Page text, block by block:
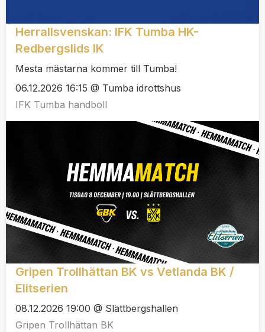
Herrallsvenskan: IFK Tumba HK-
Redbergslids IK
Mesta mästarna kommer till Tumba!
06.12.2026 16:15 @ Tumba idrottshus
IFK Tumba handboll
Gripen Trollhättan BK vs Vetlanda BK /
Elitserien
08.12.2026 19:00 @ Slättbergshallen
Gripen Trollhättan BK